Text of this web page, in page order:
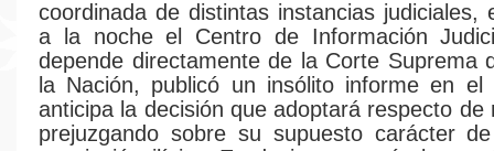
coordinada de distintas instancias judiciales,
a la noche el Centro de Información
depende directamente de la Corte Suprema
la Nación, publicó un insólito informe en el
anticipa la decisión que adoptará respecto de
prejuzgando sobre su supuesto carácter